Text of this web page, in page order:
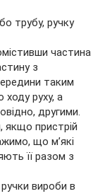
трубу, ручку
частина
з
таким
руху, а
другими.
якщо пристрій
що м’які
її разом з
вироби в